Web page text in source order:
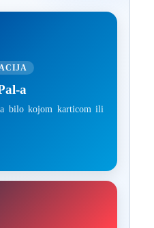
a
bilo kojom karticom ili